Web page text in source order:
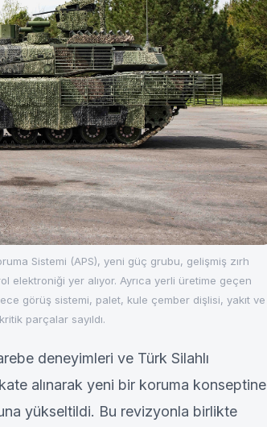
Sistemi (APS), yeni güç grubu, gelişmiş zırh
elektroniği yer alıyor. Ayrıca yerli üretime geçen
görüş sistemi, palet, kule çember dişlisi, yakıt ve
parçalar sayıldı.
deneyimleri ve Türk Silahlı
alınarak yeni bir koruma konseptine
yükseltildi. Bu revizyonla birlikte